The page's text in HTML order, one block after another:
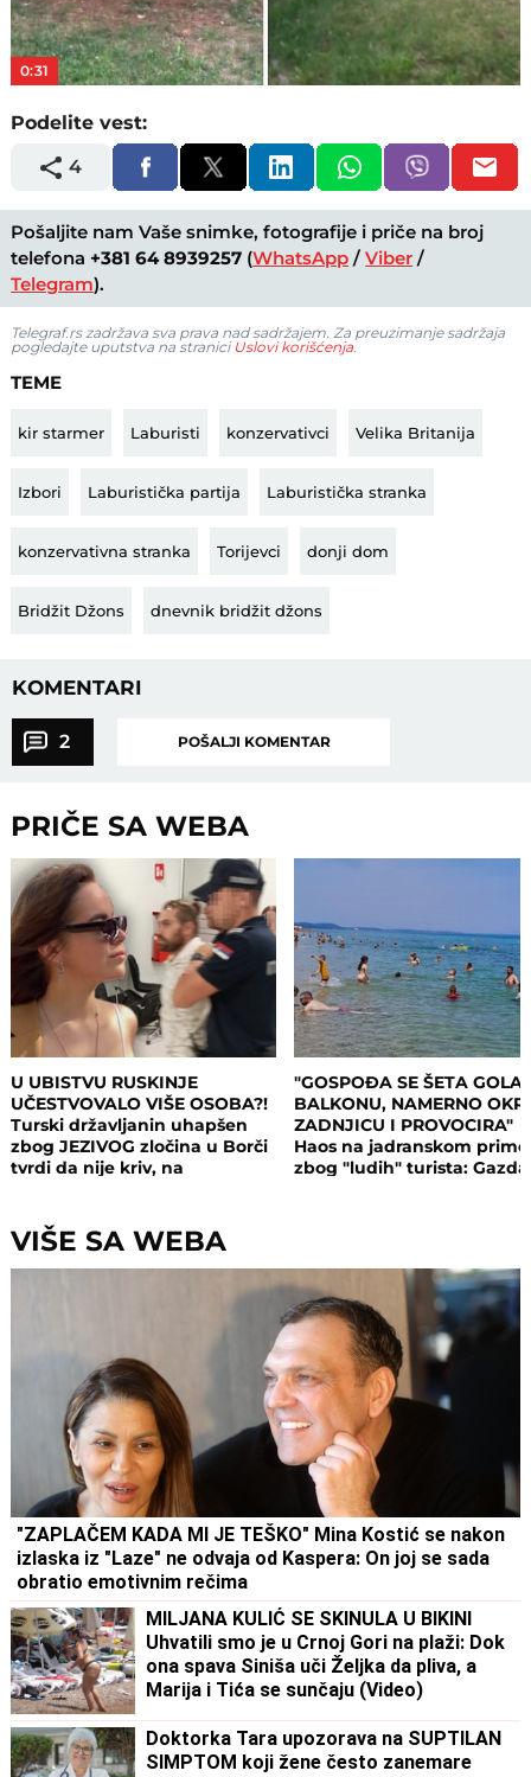
Video
0:31
Podelite vest:
4
Pošaljite nam Vaše snimke, fotografije i priče na broj
telefona +381 64 8939257 (WhatsApp /Viber /
Telegram).
Telegraf.rs zadržava sva prava nad sadržajem. Za preuzimanje sadržaja
pogledajte uputstva na stranici Uslovi korišćenja.
TEME
kir starmer Laburisti konzervativci Velika Britanija
Izbori Laburistička partija Laburistička stranka
konzervativna stranka Torijevci donji dom
Bridžit Džons dnevnik bridžit džons
KOMENTARI
2 POŠALJI KOMENTAR
PRIČE SA WEBA
U UBISTVU RUSKINJE
UČESTVOVALO VIŠE OSOBA?!
Turski državljanin uhapšen
zbog JEZIVOG zločina u Borči
tvrdi da nije kriv, na
odnosu bili
"GOSPOĐA SE ŠETA GOLA
BALKONU, NAMERNO
ZADNJICU I PROVOCIRA"
Haos na jadranskom
zbog "ludih" turista:
VIŠE SA WEBA
"ZAPLAČEM KADA MI JE TEŠKO" Mina Kostić se nakon
izlaska iz "Laze" ne odvaja od Kaspera: On joj se sada
obratio emotivnim rečima
MILJANA KULIĆ SE SKINULA U BIKINI
Uhvatili smo je u Crnoj Gori na plaži: Dok
ona spava Siniša uči Željka da pliva, a
Marija i Tića se sunčaju (Video)
Doktorka Tara upozorava na SUPTILAN
SIMPTOM koji žene često zanemare